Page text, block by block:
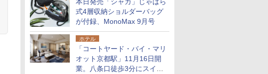
式4層収納ショルダーバッグ
が付録、MonoMax 9月号
ホテル
「コートヤード・バイ・マリ
オット京都駅」11月16日開
業。八条口徒歩3分にスイー